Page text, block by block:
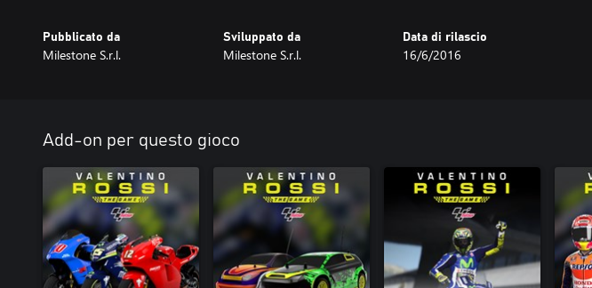
Pubblicato da
Milestone S.r.l.
Sviluppato da
Milestone S.r.l.
Data di rilascio
16/6/2016
Add-on per questo gioco